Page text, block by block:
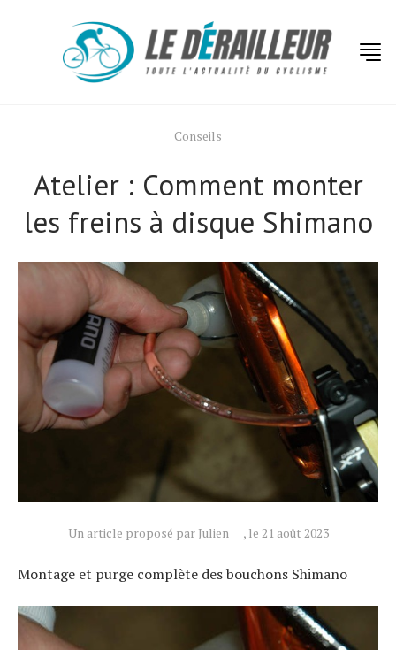
Conseils
Atelier : Comment monter
les freins à disque Shimano
Un article proposé par Julien , le 21 août 2023
Montage et purge complète des bouchons Shimano